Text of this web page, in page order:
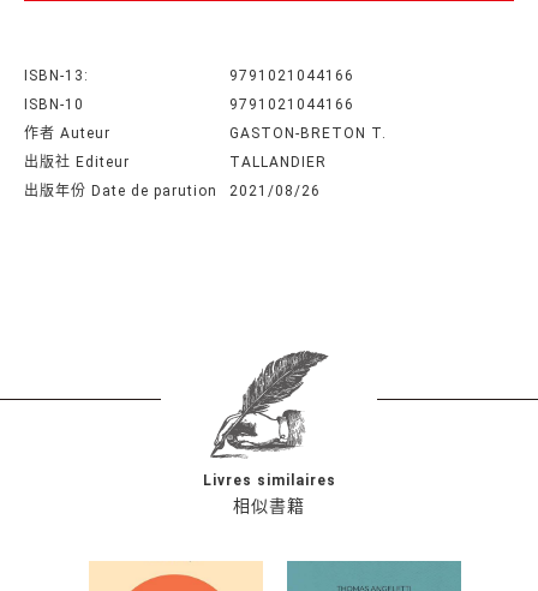
ISBN-13:
9791021044166
ISBN-10
9791021044166
作者 Auteur
GASTON-BRETON T.
出版社 Editeur
TALLANDIER
出版年份 Date de parution
2021/08/26
相似書籍
Livres similaires